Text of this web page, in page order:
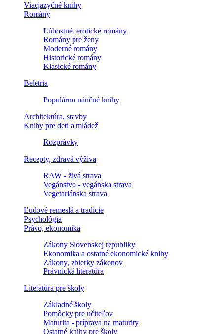
Viacjazyčné knihy
Romány
Ľúbostné, erotické romány
Romány pre ženy
Moderné romány
Historické romány
Klasické romány
Beletria
Populárno náučné knihy
Architektúra, stavby
Knihy pre deti a mládež
Rozprávky
Recepty, zdravá výživa
RAW - živá strava
Vegánstvo - vegánska strava
Vegetariánska strava
Ľudové remeslá a tradície
Psychológia
Právo, ekonomika
Zákony Slovenskej republiky
Ekonomika a ostatné ekonomické knihy
Zákony, zbierky zákonov
Právnická literatúra
Literatúra pre školy
Základné školy
Pomôcky pre učiteľov
Maturita - príprava na maturity
Ostatné knihy pre školy